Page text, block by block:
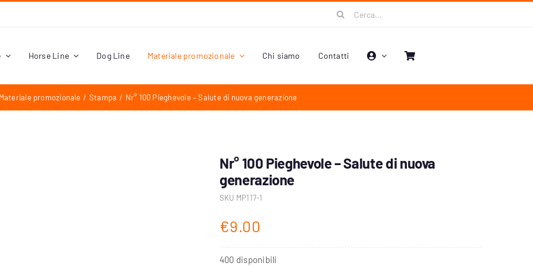
Cerca
Horse Line Dog Line Materiale promozionale Chi siamo Contatti
Materiale promozionale Stampa Nr° 100 Pieghevole – Salute di nuova generazione
Nr° 100 Pieghevole – Salute di nuova
generazione
SKU MP117-1
€9.00
400 disponibili